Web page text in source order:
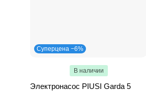
Суперцена −6%
В наличии
Электронасос PIUSI Garda 5